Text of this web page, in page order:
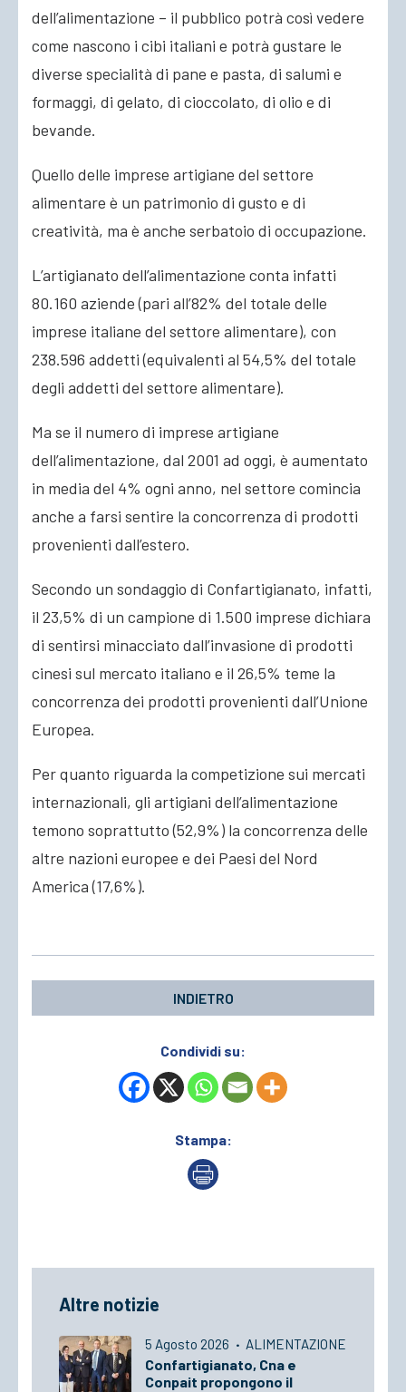
dell’alimentazione – il pubblico potrà così vedere
come nascono i cibi italiani e potrà gustare le
diverse specialità di pane e pasta, di salumi e
formaggi, di gelato, di cioccolato, di olio e di
bevande.
Quello delle imprese artigiane del settore
alimentare è un patrimonio di gusto e di
creatività, ma è anche serbatoio di occupazione.
L’artigianato dell’alimentazione conta infatti
80.160 aziende (pari all’82% del totale delle
imprese italiane del settore alimentare), con
238.596 addetti (equivalenti al 54,5% del totale
degli addetti del settore alimentare).
Ma se il numero di imprese artigiane
dell’alimentazione, dal 2001 ad oggi, è aumentato
in media del 4% ogni anno, nel settore comincia
anche a farsi sentire la concorrenza di prodotti
provenienti dall’estero.
Secondo un sondaggio di Confartigianato, infatti,
il 23,5% di un campione di 1.500 imprese dichiara
di sentirsi minacciato dall’invasione di prodotti
cinesi sul mercato italiano e il 26,5% teme la
concorrenza dei prodotti provenienti dall’Unione
Europea.
Per quanto riguarda la competizione sui mercati
internazionali, gli artigiani dell’alimentazione
temono soprattutto (52,9%) la concorrenza delle
altre nazioni europee e dei Paesi del Nord
America (17,6%).
INDIETRO
Condividi su:
Stampa:
Altre notizie
5 Agosto 2026 · ALIMENTAZIONE
Confartigianato, Cna e
Conpait propongono il